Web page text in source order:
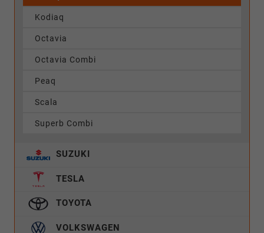
Kodiaq
Octavia
Octavia Combi
Peaq
Scala
Superb Combi
SUZUKI
TESLA
TOYOTA
VOLKSWAGEN